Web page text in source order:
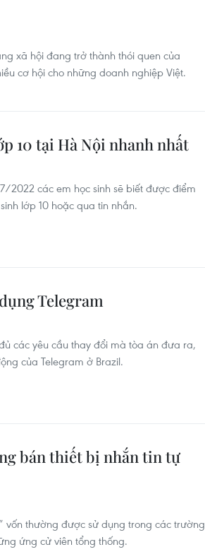
xã hội đang trở thành thói quen của
cơ hội cho những doanh nghiệp Việt.
10 tại Hà Nội nhanh nhất
2022 các em học sinh sẽ biết được điểm
lớp 10 hoặc qua tin nhắn.
Telegram
các yêu cầu thay đổi mà tòa án đưa ra,
của Telegram ở Brazil.
bán thiết bị nhắn tin tự
vốn thường được sử dụng trong các trường
ứng cử viên tổng thống.